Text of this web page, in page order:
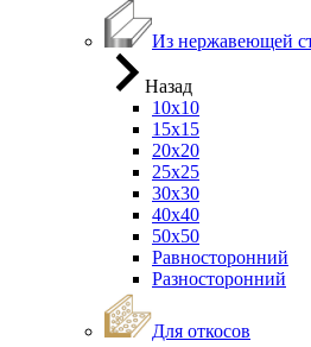
Из нержавеющей
Назад
10х10
15х15
20х20
25х25
30х30
40х40
50х50
Равносторонний
Разносторонний
Для откосов